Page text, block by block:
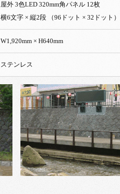
屋外 3色LED 320mm角パネル 12枚
横6文字 × 縦2段 （96ドット × 32ドット）
W1,920mm × H640mm
ステンレス